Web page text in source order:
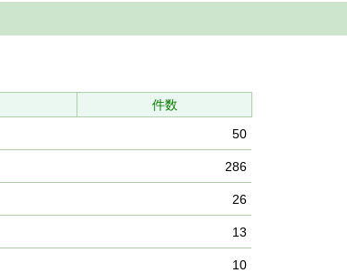
件数
50
286
26
13
10